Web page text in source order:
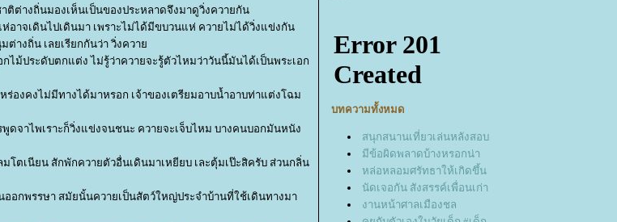
ต่างถิ่นมองเห็นเป็นของประหลาดจึงมาดูวิ่งควายกัน
าจเดินไปเดินมา เพราะไม่ได้มีขบวนแห่ ควายไม่ได้วิ่งแข่งกัน
างถิ่น เลยเรียกกันว่า วิ่งควา
ม้ประดับตกแต่ง ไม่รู้ว่าควายจะรู้ตัวไหมว่าวันนี้มันได้เป็นพระเอก
องคงไม่มีทางได้มาหรอก เจ้าของเตรียมอาบน้ำอาบท่าแต่งโฉม
จาไพเราะก็วิ่งแข่งจนชนะ ควายจะเจ็บไหม บางคนบอกมันหนัง
ตเนียน สักพักควายตัวอื่นเดินมาเหยียบ เละตุ้มเป๊ะสิครับ ส่วนกลิ่น
อกพรรษา สมัยนั้นควายเป็นสัตว์ใหญ่ประจำบ้านที่ใช้เดินทางมา
บทความทั้งหมด
สนุกสนานเที่ยวเล่นหลังสอบ
มีข้อผิดพลาดบ้างหรอกน่า
หล่อหลอมศรัทธาให้เกิดขึ้น
นัดเจอกัน สังสรรค์เพื่อนเก่า
งานหน้าศาลเมืองชล